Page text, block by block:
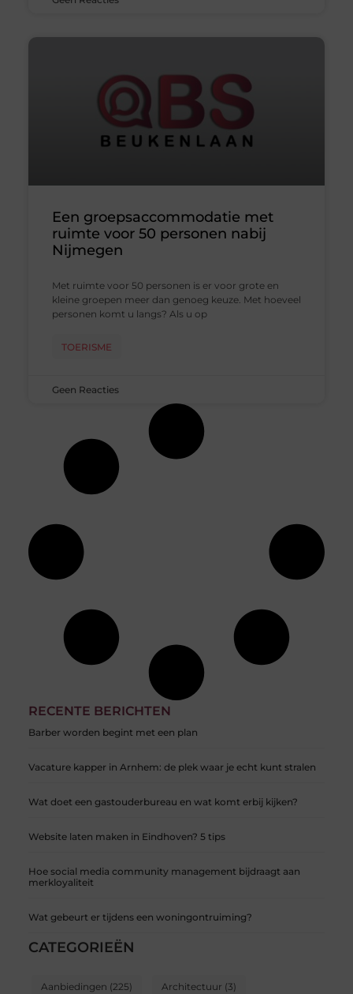
RECENTE BERICHTEN
Barber worden begint met een plan
Vacature kapper in Arnhem: de plek waar je echt kunt stralen
Wat doet een gastouderbureau en wat komt erbij kijken?
Website laten maken in Eindhoven? 5 tips
Hoe social media community management bijdraagt aan
merkloyaliteit
Wat gebeurt er tijdens een woningontruiming?
CATEGORIEËN
Aanbiedingen (225) Architectuur (3)
Een groepsaccommodatie met
ruimte voor 50 personen nabij
Nijmegen
Met ruimte voor 50 personen is er voor grote en
kleine groepen meer dan genoeg keuze. Met hoeveel
personen komt u langs? Als u op
TOERISME
Geen Reacties